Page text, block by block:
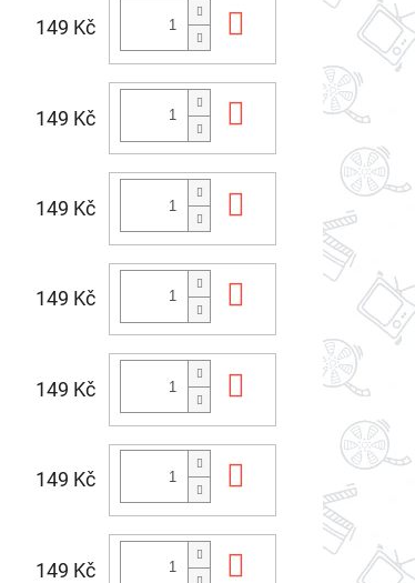
149 Kč Do košíku
149 Kč Do košíku
149 Kč Do košíku
149 Kč Do košíku
149 Kč Do košíku
149 Kč Do košíku
149 Kč Do košíku